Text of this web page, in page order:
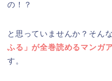
の！？
と思っていませんか？そん
ふる」が全巻読めるマンガ
す。